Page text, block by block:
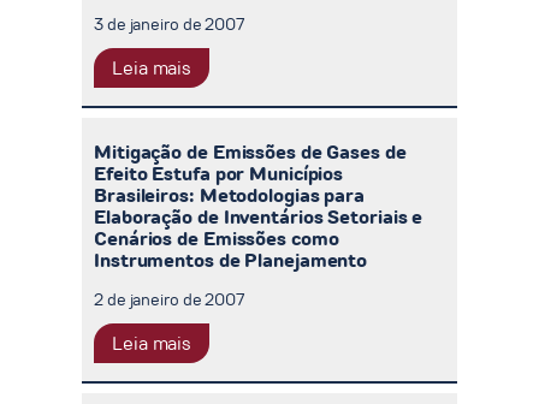
3 de janeiro de 2007
Leia mais
Mitigação de Emissões de Gases de
Efeito Estufa por Municípios
Brasileiros: Metodologias para
Elaboração de Inventários Setoriais e
Cenários de Emissões como
Instrumentos de Planejamento
2 de janeiro de 2007
Leia mais